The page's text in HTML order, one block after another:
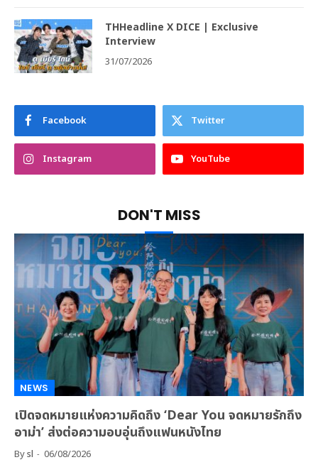
THHeadline X DICE | Exclusive
Interview
31/07/2026
Facebook Twitter
Instagram YouTube
DON'T MISS
NEWS
เปิดจดหมายแห่งความคิดถึง ‘Dear You จดหมายรักถึง
อาม่า’ ส่งต่อความอบอุ่นถึงแฟนหนังไทย
Bysl 06/08/2026